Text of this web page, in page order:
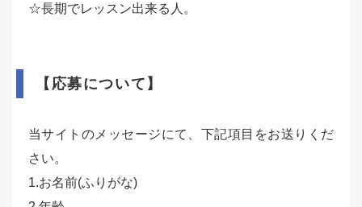
☆長期でレッスン出来る人。
【応募について】
当サイトのメッセージにて、下記項目をお送りくだ
さい。
1.お名前(ふりがな)